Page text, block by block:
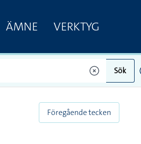
ÄMNE VERKTYG
Sök
Föregående tecken